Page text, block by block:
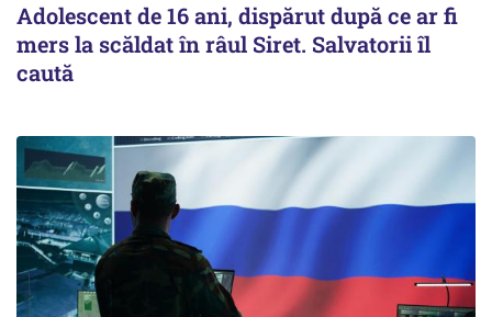
Adolescent de 16 ani, dispărut după ce ar fi
mers la scăldat în râul Siret. Salvatorii îl
caută